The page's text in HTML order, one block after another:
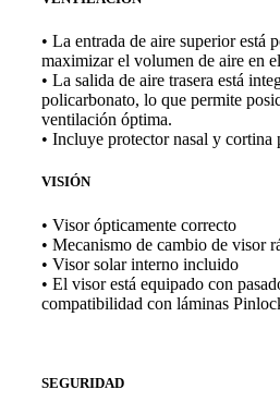
• La entrada de aire superior está
maximizar el volumen de aire en
• La salida de aire trasera está
policarbonato, lo que permite
ventilación óptima.
• Incluye protector nasal y cortina
VISIÓN
• Visor ópticamente correcto
• Mecanismo de cambio de visor
• Visor solar interno incluido
• El visor está equipado con
compatibilidad con láminas
SEGURIDAD